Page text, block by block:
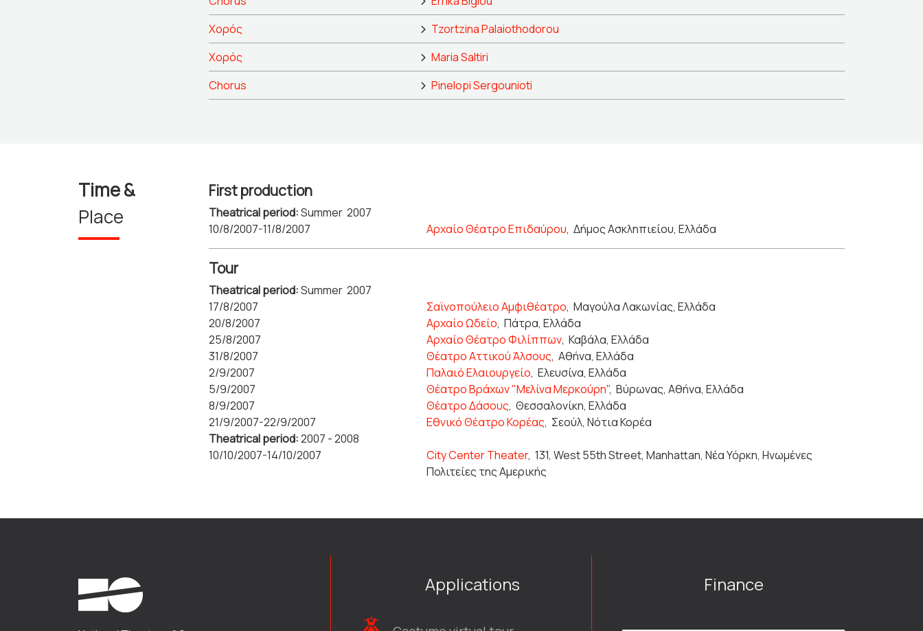
Χορός
Tzortzina Palaiothodorou
Χορός
Maria Saltiri
Chorus
Pinelopi Sergounioti
Time &
Place
First production
Theatrical period:Summer 2007
10/8/2007-11/8/2007
Αρχαίο Θέατρο Επιδαύρου, Δήμος Ασκληπιείου, Ελλάδα
Tour
Theatrical period:Summer 2007
17/8/2007
Σαϊνοπούλειο Αμφιθέατρο, Μαγούλα Λακωνίας, Ελλάδα
20/8/2007
Αρχαίο Ωδείο, Πάτρα, Ελλάδα
25/8/2007
Αρχαίο Θέατρο Φιλίππων, Καβάλα, Ελλάδα
31/8/2007
Θέατρο Αττικού Άλσους, Αθήνα, Ελλάδα
2/9/2007
Παλαιό Ελαιουργείο, Ελευσίνα, Ελλάδα
5/9/2007
Θέατρο Βράχων "Μελίνα Μερκούρη", Βύρωνας, Αθήνα, Ελλάδα
8/9/2007
Θέατρο Δάσους, Θεσσαλονίκη, Ελλάδα
21/9/2007-22/9/2007
Εθνικό Θέατρο Κορέας, Σεούλ, Νότια Κορέα
Theatrical period:2007 - 2008
10/10/2007-14/10/2007
City Center Theater, 131, West 55th Street, Manhattan, Νέα Υόρκη, Ηνωμένες
Πολιτείες της Αμερικής
Applications Finance